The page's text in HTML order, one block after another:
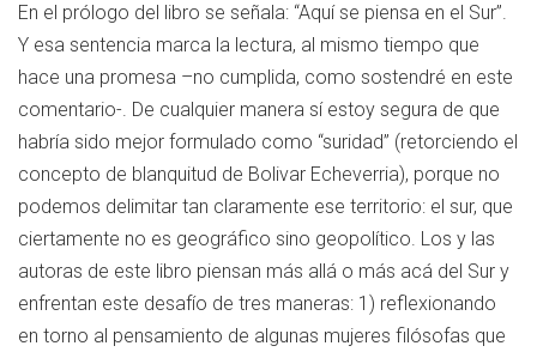
En el prólogo del libro se señala: “Aquí se piensa en el Sur”.
Y esa sentencia marca la lectura, al mismo tiempo que
hace una promesa –no cumplida, como sostendré en este
comentario-. De cualquier manera sí estoy segura de que
habría sido mejor formulado como “suridad” (retorciendo el
concepto de blanquitud de Bolivar Echeverria), porque no
podemos delimitar tan claramente ese territorio: el sur, que
ciertamente no es geográfico sino geopolítico. Los y las
autoras de este libro piensan más allá o más acá del Sur y
enfrentan este desafío de tres maneras: 1) reflexionando
en torno al pensamiento de algunas mujeres filósofas que